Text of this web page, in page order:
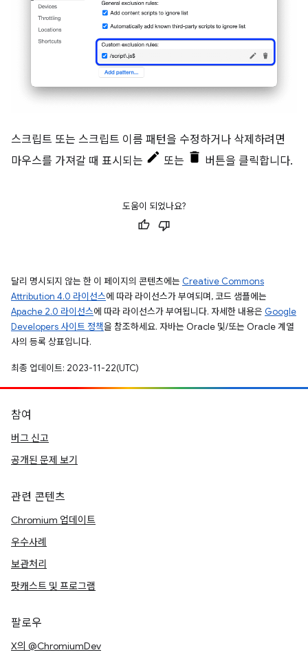
스크립트 또는 스크립트 이름 패턴을 수정하거나 삭제하려면
마우스를 가져갈 때 표시되는
또는 버튼을 클릭합니다.
도움이 되었나요?
달리 명시되지 않는 한 이 페이지의 콘텐츠에는 Creative Commons
Attribution 4.0 라이선스에 따라 라이선스가 부여되며, 코드 샘플에는
Apache 2.0 라이선스에 따라 라이선스가 부여됩니다. 자세한 내용은 Google
Developers 사이트 정책을 참조하세요. 자바는 Oracle 및/또는 Oracle 계열
사의 등록 상표입니다.
최종 업데이트: 2023-11-22(UTC)
참여
버그 신고
공개된 문제 보기
관련 콘텐츠
Chromium 업데이트
우수사례
보관처리
팟캐스트 및 프로그램
팔로우
X의 @ChromiumDev